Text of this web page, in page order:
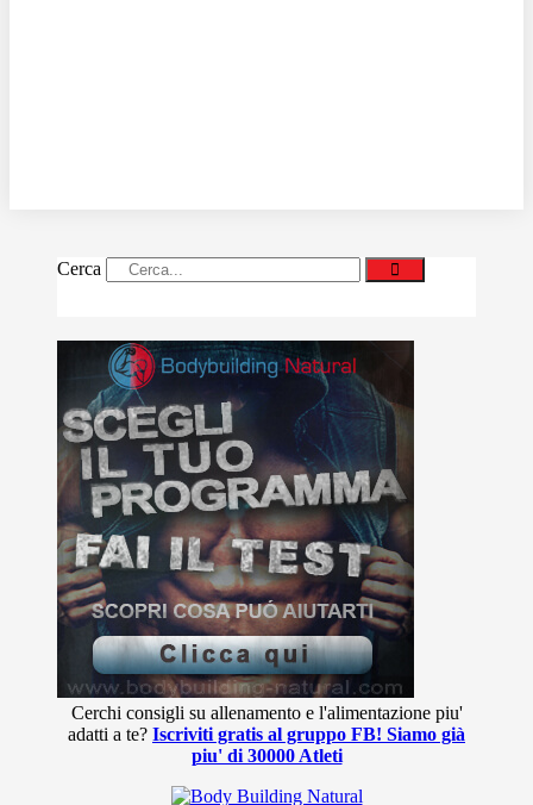
Cerca
Cerchi consigli su allenamento e l'alimentazione piu'
adatti a te? Iscriviti gratis al gruppo FB! Siamo già
piu' di 30000 Atleti